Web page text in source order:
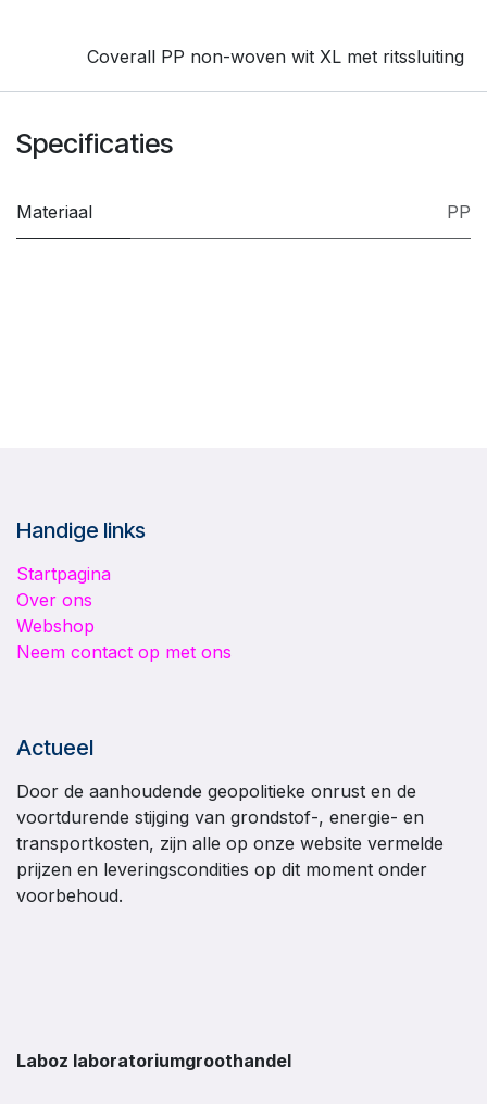
Coverall PP non-woven wit XL met ritssluiting
Specificaties
Materiaal PP
Handige links
Startpagina
Over ons
Webshop
Neem contact op met ons
Actueel
Door de aanhoudende geopolitieke onrust en de
voortdurende stijging van grondstof-, energie- en
transportkosten, zijn alle op onze website vermelde
prijzen en leveringscondities op dit moment onder
voorbehoud.
Laboz laboratoriumgroothandel